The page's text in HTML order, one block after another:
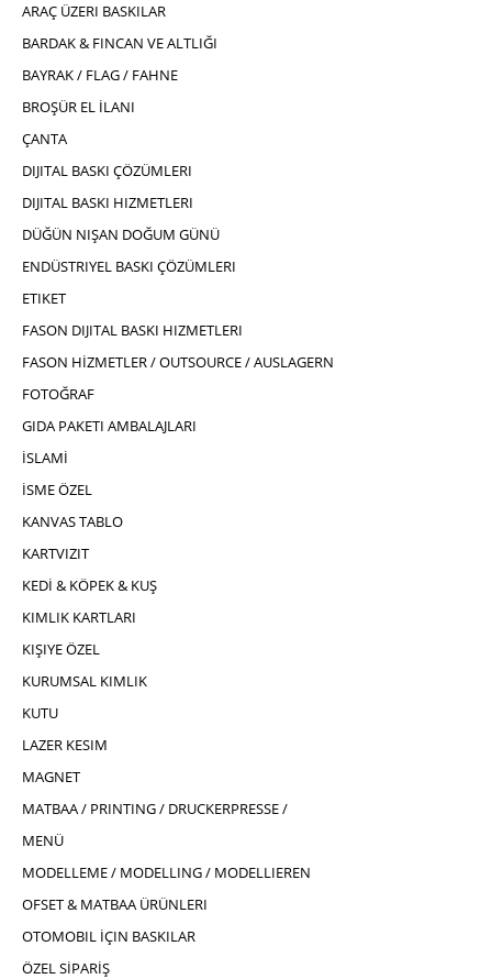
ARAÇ ÜZERI BASKILAR
BARDAK & FINCAN VE ALTLIĞI
BAYRAK / FLAG / FAHNE
BROŞÜR EL İLANI
ÇANTA
DIJITAL BASKI ÇÖZÜMLERI
DIJITAL BASKI HIZMETLERI
DÜĞÜN NIŞAN DOĞUM GÜNÜ
ENDÜSTRIYEL BASKI ÇÖZÜMLERI
ETIKET
FASON DIJITAL BASKI HIZMETLERI
FASON HİZMETLER / OUTSOURCE / AUSLAGERN
FOTOĞRAF
GIDA PAKETI AMBALAJLARI
İSLAMİ
İSME ÖZEL
KANVAS TABLO
KARTVIZIT
KEDİ & KÖPEK & KUŞ
KIMLIK KARTLARI
KIŞIYE ÖZEL
KURUMSAL KIMLIK
KUTU
LAZER KESIM
MAGNET
MATBAA / PRINTING / DRUCKERPRESSE /
MENÜ
MODELLEME / MODELLING / MODELLIEREN
OFSET & MATBAA ÜRÜNLERI
OTOMOBIL İÇIN BASKILAR
ÖZEL SİPARİŞ